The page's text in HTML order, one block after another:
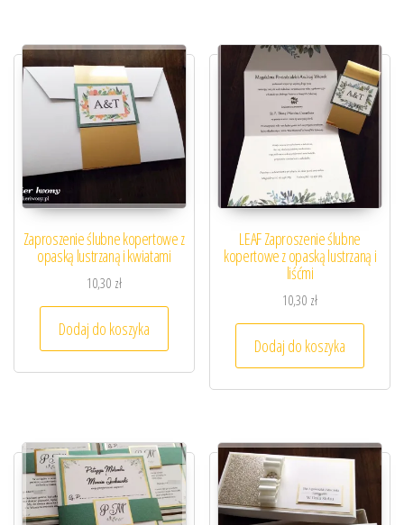
Zaproszenie ślubne kopertowe z
opaską lustrzaną i kwiatami
10,30 zł
Dodaj do koszyka
LEAF Zaproszenie ślubne
kopertowe z opaską lustrzaną i
liśćmi
10,30 zł
Dodaj do koszyka